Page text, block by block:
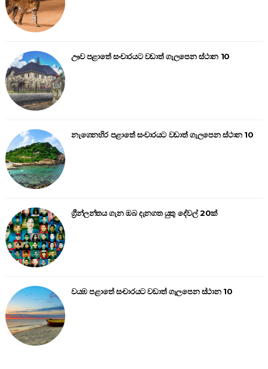
ඌව පළාතේ සංචාරයට වඩාත් ගැලපෙන ස්ථාන 10
නැගෙනහිර පළාතේ සංචාරයට වඩාත් ගැලපෙන ස්ථාන 10
ග්‍රීන්ලන්තය ගැන ඔබ දැනගත යුතු දේවල් 20ක්
වයඹ පළාතේ සංචාරයට වඩාත් ගැලපෙන ස්ථාන 10